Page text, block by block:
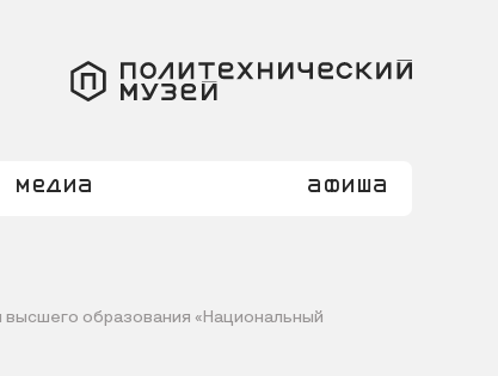
Медиа Афиша
образования «Национальный